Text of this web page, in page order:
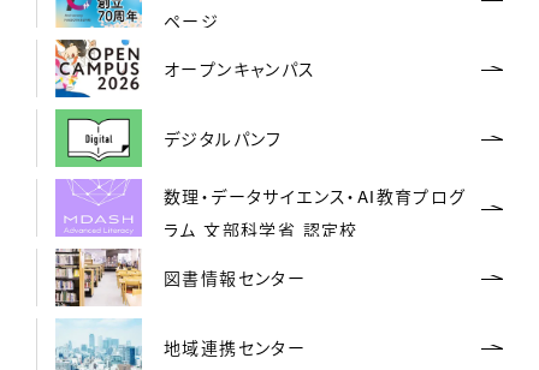
ページ
オープンキャンパス
デジタルパンフ
数理・データサイエンス・AI教育プログ
ラム 文部科学省 認定校
図書情報センター
地域連携センター